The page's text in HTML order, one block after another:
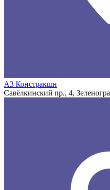
А3 Констракшн
Савёлкинский пр., 4,